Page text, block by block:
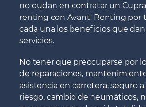
no dudan en contratar un
renting con Avanti Renting por
cada una los beneficios que
servicios.
No tener que preocuparse por
de reparaciones,
asistencia en carretera, seguro
riesgo, cambio de neumáticos,